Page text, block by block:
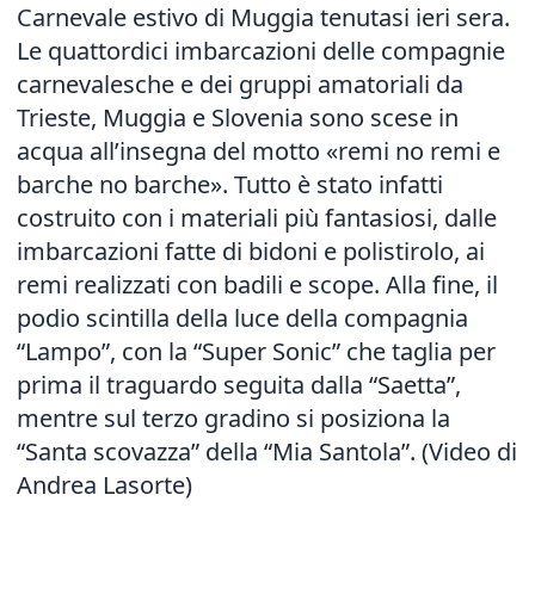
Carnevale estivo di Muggia tenutasi ieri sera.
Le quattordici imbarcazioni delle compagnie
carnevalesche e dei gruppi amatoriali da
Trieste, Muggia e Slovenia sono scese in
acqua all’insegna del motto «remi no remi e
barche no barche». Tutto è stato infatti
costruito con i materiali più fantasiosi, dalle
imbarcazioni fatte di bidoni e polistirolo, ai
remi realizzati con badili e scope. Alla fine, il
podio scintilla della luce della compagnia
“Lampo”, con la “Super Sonic” che taglia per
prima il traguardo seguita dalla “Saetta”,
mentre sul terzo gradino si posiziona la
“Santa scovazza” della “Mia Santola”. (Video di
Andrea Lasorte)